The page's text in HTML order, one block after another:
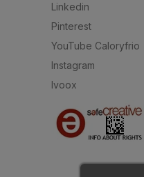
Linkedin
Pinterest
YouTube Caloryfrio
Instagram
Ivoox